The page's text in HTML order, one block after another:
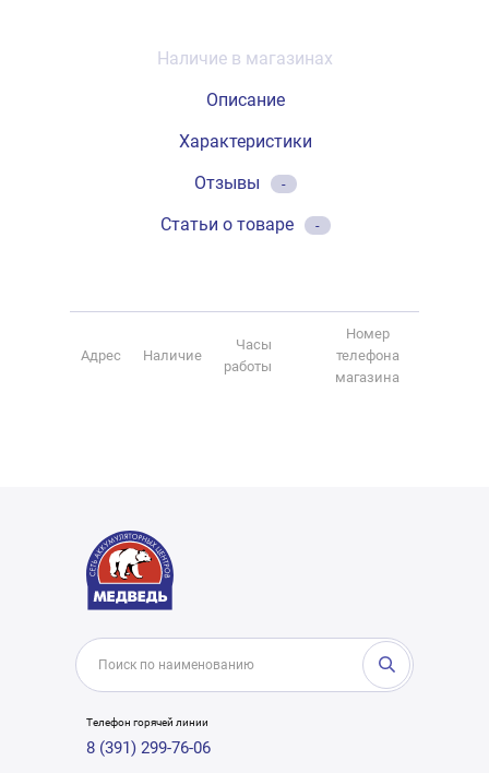
Наличие в магазинах
Описание
Характеристики
Отзывы
-
Статьи о товаре -
Адрес Наличие
Часы
работы
Номер
телефона
магазина
Телефон горячей линии
8 (391) 299-76-06